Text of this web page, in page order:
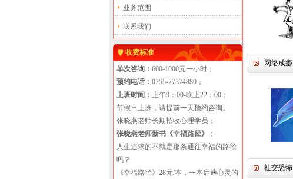
业务范围
联系我们
收费标准
单次咨询： 600-1000元一小时；
预约电话： 0755-27374880；
上班时间： 上午9：00-晚上22：00；
节假日上班，请提前一天预约咨询。
张晓燕老师长期招收心理学员；
张晓燕老师新书《幸福路径》
；
人生追求的不就是那条通往幸福的路径
吗？
《幸福路径》28元/本，一本启迪心灵的
网络成瘾
社交恐怖